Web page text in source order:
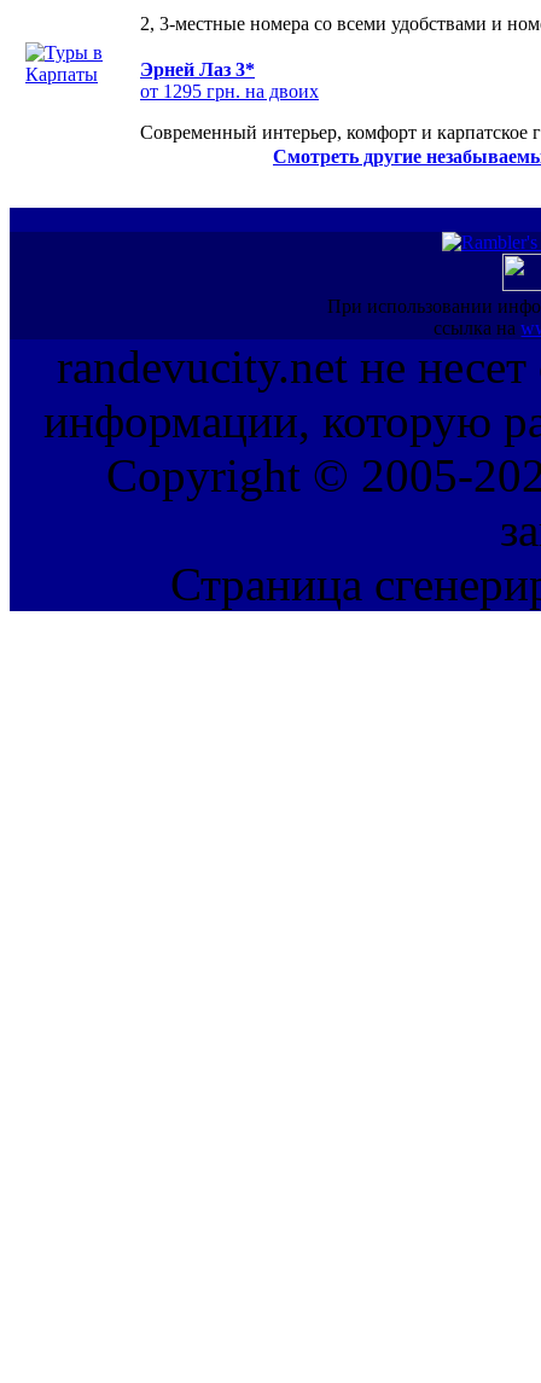
2, 3-местные номера со всеми удобствами и
Эрней Лаз 3*
от 1295 грн. на двоих
Современный интерьер, комфорт и карпатское
Смотреть другие
При использовании
ссылка на
randevucity.net не несет
информации, которую
Copyright © 2005-
Страница